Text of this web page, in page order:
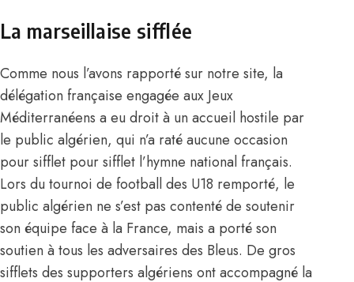
La marseillaise sifflée
Comme nous l’avons rapporté sur notre site, la
délégation française engagée aux Jeux
Méditerranéens a eu droit à un accueil hostile par
le public algérien, qui n’a raté aucune occasion
pour sifflet pour sifflet l’hymne national français.
Lors du tournoi de football des U18 remporté, le
public algérien ne s’est pas contenté de soutenir
son équipe face à la France, mais a porté son
soutien à tous les adversaires des Bleus. De gros
sifflets des supporters algériens ont accompagné la